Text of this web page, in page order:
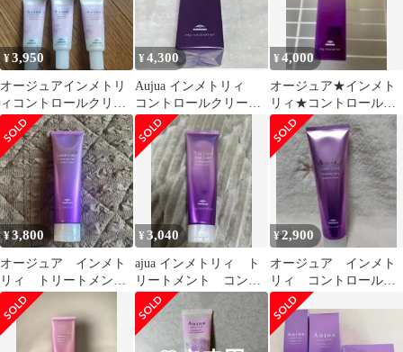
¥3,950
オージュアインメトリ
ィコントロールクリー
ム 20g×5本
¥4,300
Aujua インメトリィ
コントロールクリーム
135g 新品未開封
¥4,000
オージュア★インメト
リィ★コントロールク
リーム
¥3,800
オージュア インメト
リィ トリートメン
ト コントロールクリ
ーム
¥3,040
ajua インメトリィ ト
リートメント コント
ロールクリーム
¥2,900
オージュア インメト
リィ コントロールク
リーム 135g